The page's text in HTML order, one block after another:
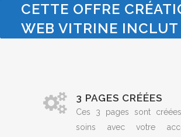
CETTE OFFRE
WEB VITRINE INCLUT
3 PAGES CRÉÉES
Ces 3 pages sont
soins avec votre